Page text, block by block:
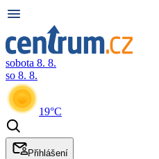
sobota 8. 8.
so 8. 8.
19°C
Přihlášení